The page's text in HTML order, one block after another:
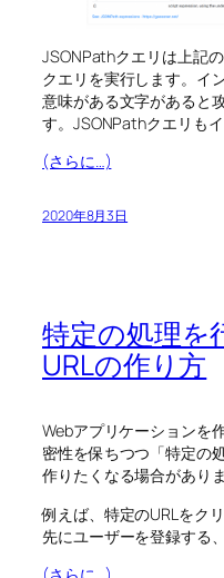
JSONPathクエリは上記
クエリを実行します。イ
意味がある文字があると
す。JSONPathクエリも
(さらに…)
2020年8月3日
特定の処理を
URLの作り方
Webアプリケーションを
密性を保ちつつ「特定の
作りたくなる場合がありま
例えば、特定のURLをク
先にユーザーを登録する